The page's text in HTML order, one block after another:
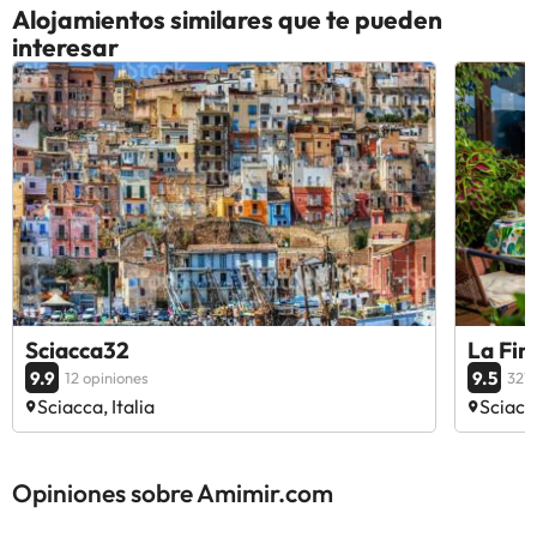
Alojamientos similares que te pueden
interesar
Sciacca32
9.9 12 opiniones
Sciacca, Italia
La
9.5 327
Opiniones sobre Amimir.com